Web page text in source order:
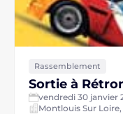
Rassemblement
Sortie à
vendredi 30 janvier
Montlouis Sur